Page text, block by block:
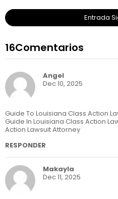
Entrada
16Comentarios
Angel
Dec 10, 2025
Guide To Louisiana Class Action
Guide In Louisiana Class Action
Action Lawsuit Attorney
RESPONDER
Makayla
Dec 11, 2025